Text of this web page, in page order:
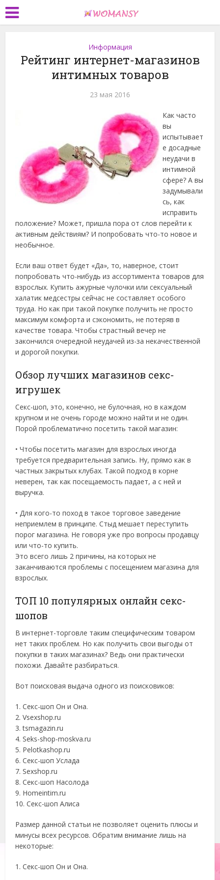
Информация
Рейтинг интернет-магазинов
интимных товаров
23 мая 2016
Как часто
вы
испытывает
е досадные
неудачи в
интимной
сфере? А вы
задумывали
сь, как
исправить
положение? Может, пришла пора от слов перейти к
активным действиям? И попробовать что-то новое и
необычное.
Если ваш ответ будет «Да», то, наверное, стоит
попробовать что-нибудь из ассортимента товаров для
взрослых. Купить ажурные чулочки или сексуальный
халатик медсестры сейчас не составляет особого
труда. Но как при такой покупке получить не просто
максимум комфорта и сэкономить, не потеряв в
качестве товара. Чтобы страстный вечер не
закончился очередной неудачей из-за некачественной
и дорогой покупки.
Обзор лучших магазинов секс-
игрушек
Секс-шоп, это, конечно, не булочная, но в каждом
крупном и не очень городе можно найти и не один.
Порой проблематично посетить такой магазин:
• Чтобы посетить магазин для взрослых иногда
требуется предварительная запись. Ну, прямо как в
частных закрытых клубах. Такой подход в корне
неверен, так как посещаемость падает, а с ней и
выручка.
• Для кого-то поход в такое торговое заведение
неприемлем в принципе. Стыд мешает переступить
порог магазина. Не говоря уже про вопросы продавцу
или что-то купить.
Это всего лишь 2 причины, на которых не
заканчиваются проблемы с посещением магазина для
взрослых.
ТОП 10 популярных онлайн секс-
шопов
В интернет-торговле таким специфическим товаром
нет таких проблем. Но как получить свои выгоды от
покупки в таких магазинах? Ведь они практически
похожи. Давайте разбираться.
Вот поисковая выдача одного из поисковиков:
1. Секс-шоп Он и Она.
2. Vsexshop.ru
3. tsmagazin.ru
4. Seks-shop-moskva.ru
5. Pelotkashop.ru
6. Секс-шоп Услада
7. Sexshop.ru
8. Секс-шоп Насолода
9. Homeintim.ru
10. Секс-шоп Алиса
Размер данной статьи не позволяет оценить плюсы и
минусы всех ресурсов. Обратим внимание лишь на
некоторые:
1. Секс-шоп Он и Она.